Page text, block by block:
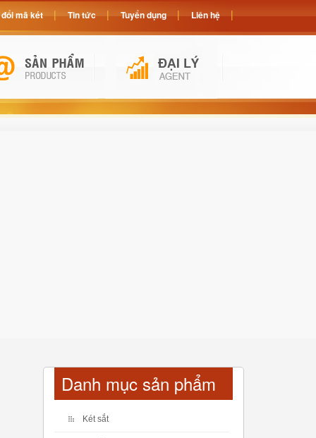
Danh mục sản phẩm
Két sắt
mã két Tin tức Tuyển dụng Liên hệ